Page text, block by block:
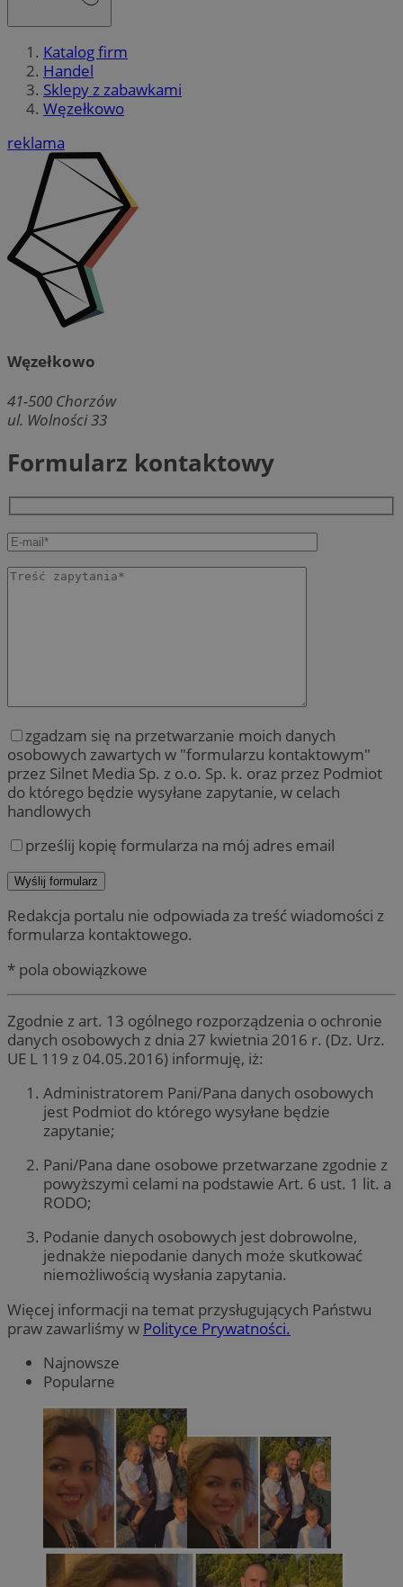
Katalog firm
Handel
Sklepy z zabawkami
Węzełkowo
reklama
Węzełkowo
41-500 Chorzów
ul. Wolności 33
Formularz kontaktowy
zgadzam się na przetwarzanie moich danych
osobowych zawartych w "formularzu kontaktowym"
przez Silnet Media Sp. z o.o. Sp. k. oraz przez Podmiot
do którego będzie wysyłane zapytanie, w celach
handlowych
prześlij kopię formularza na mój adres email
Redakcja portalu nie odpowiada za treść wiadomości z
formularza kontaktowego.
* pola obowiązkowe
Zgodnie z art. 13 ogólnego rozporządzenia o ochronie
danych osobowych z dnia 27 kwietnia 2016 r. (Dz. Urz.
UE L 119 z 04.05.2016) informuję, iż:
Administratorem Pani/Pana danych osobowych
jest Podmiot do którego wysyłane będzie
zapytanie;
Pani/Pana dane osobowe przetwarzane zgodnie z
powyższymi celami na podstawie Art. 6 ust. 1 lit. a
RODO;
Podanie danych osobowych jest dobrowolne,
jednakże niepodanie danych może skutkować
niemożliwością wysłania zapytania.
Więcej informacji na temat przysługujących Państwu
praw zawarliśmy w Polityce Prywatności.
Najnowsze
Popularne